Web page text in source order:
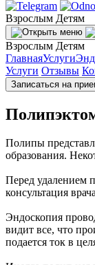
Взрослым Детям
Взрослым Детям
ГлавнаяУслуги
Услуги Отзывы
Записаться на
Полипы
образования.
Перед удалением
консультация
Эндоскопия
видит все, что
подается ток в